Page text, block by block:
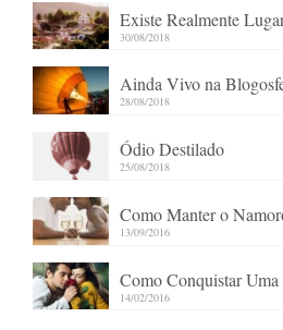
Existe Realmente
30/08/2018
Ainda Vivo na
28/08/2018
Ódio Destilado
25/08/2018
Como Manter o
13/09/2016
Como Conquistar Uma
14/02/2016